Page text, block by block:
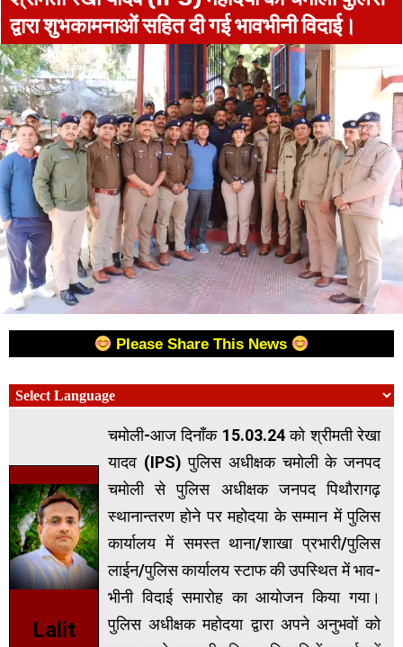
द्वारा शुभकामनाओं सहित दी गई भावभीनी विदाई।
Please Share This News
Lalit
चमोली-आज दिनाँक 15.03.24 को श्रीमती रेखा
यादव (IPS) पुलिस अधीक्षक चमोली के जनपद
चमोली से पुलिस अधीक्षक जनपद पिथौरागढ़
स्थानान्तरण होने पर महोदया के सम्मान में पुलिस
कार्यालय में समस्त थाना/शाखा प्रभारी/पुलिस
लाईन/पुलिस कार्यालय स्टाफ की उपस्थित में भाव-
भीनी विदाई समारोह का आयोजन किया गया।
पुलिस अधीक्षक महोदया द्वारा अपने अनुभवों को